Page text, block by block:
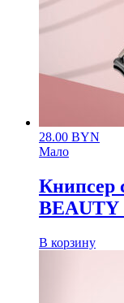
28.00 BYN
Мало
Книпсер
BEAUTY
В корзину